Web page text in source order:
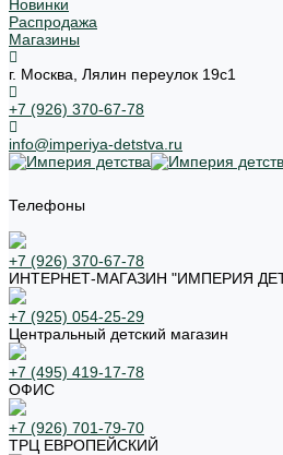
Новинки
Распродажа
Магазины
г. Москва, Лялин переулок 19с1
+7 (926) 370-67-78
info@imperiya-detstva.ru
Телефоны
+7 (926) 370-67-78
ИНТЕРНЕТ-МАГАЗИН "ИМПЕРИЯ
+7 (925) 054-25-29
Центральный детский магазин
+7 (495) 419-17-78
ОФИС
+7 (926) 701-79-70
ТРЦ ЕВРОПЕЙСКИЙ